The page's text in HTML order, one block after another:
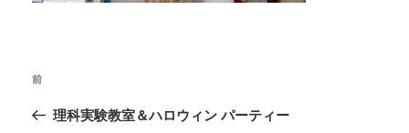
前
理科実験教室＆ハロウィン パーティー